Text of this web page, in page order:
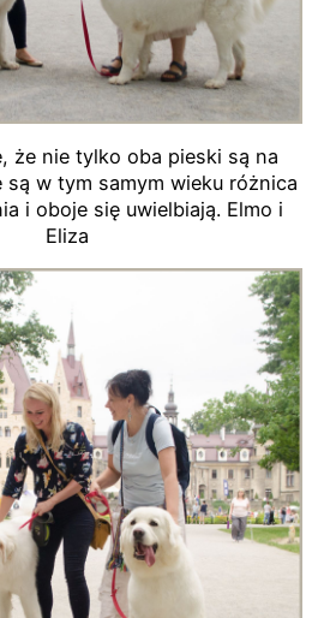
że nie tylko oba pieski są na
są w tym samym wieku różnica
i oboje się uwielbiają. Elmo i
Eliza